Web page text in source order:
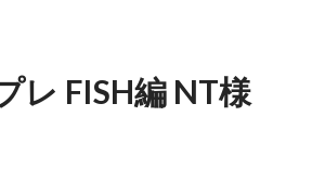
レ FISH編 NT様